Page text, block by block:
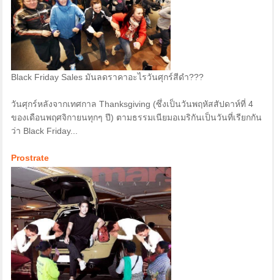
Black Friday Sales มันลดราคาอะไรวันศุกร์สีดำ???
วันศุกร์หลังจากเทศกาล Thanksgiving (ซึ่งเป็นวันพฤหัสสัปดาห์ที่ 4
ของเดือนพฤศจิกายนทุกๆ ปี) ตามธรรมเนียมอเมริกันเป็นวันที่เรียกกัน
ว่า Black Friday...
Prostrate